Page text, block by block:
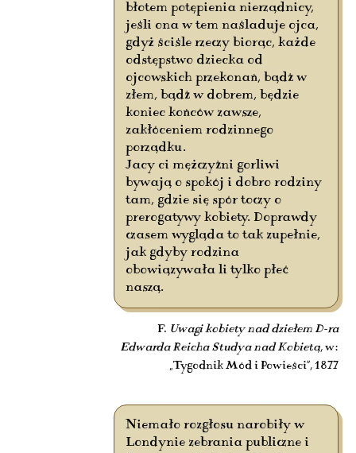
błotem potępienia nierządnicy,
jeśli ona w tem naśladuje ojca,
gdyż ściśle rzeczy biorąc, każde
odstępstwo dziecka od
ojcowskich przekonań, bądź w
złem, bądź w dobrem, będzie
koniec końców zawsze,
zakłóceniem rodzinnego
porządku.
Jacy ci mężczyźni gorliwi
bywają o spokój i dobro rodziny
tam, gdzie się spór toczy o
prerogatywy kobiety. Doprawdy
czasem wygląda to tak zupełnie,
jak gdyby rodzina
obowiązywała li tylko płeć
naszą.
F. Uwagi kobiety nad dziełem D-ra
Edwarda Reicha Studya nad Kobietą, w:
„Tygodnik Mód i Powieści”, 1877
Niemało rozgłosu narobiły w
Londynie zebrania publiczne i